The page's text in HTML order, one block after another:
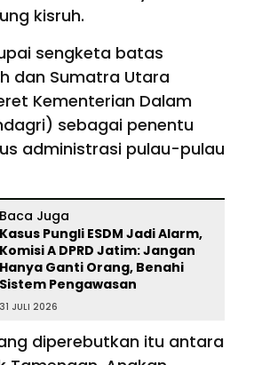
kisruh.
sengketa batas
dan Sumatra Utara
Kementerian Dalam
sebagai penentu
administrasi pulau-pulau
Baca Juga
Kasus Pungli ESDM Jadi Alarm,
Komisi A DPRD Jatim: Jangan
Hanya Ganti Orang, Benahi
Sistem Pengawasan
31 JULI 2026
diperebutkan itu antara